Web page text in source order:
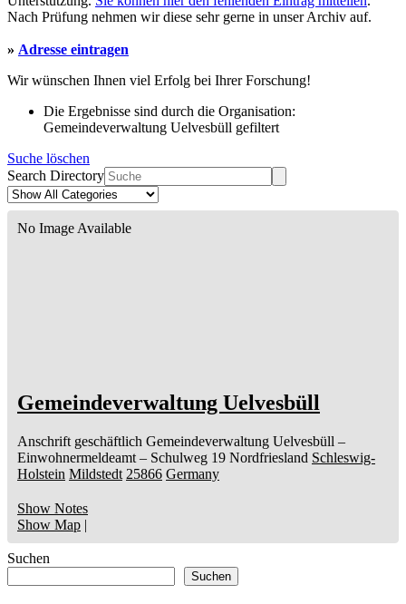
Nach Prüfung nehmen wir diese sehr gerne in unser Archiv auf.
» Adresse eintragen
Wir wünschen Ihnen viel Erfolg bei Ihrer Forschung!
Die Ergebnisse sind durch die Organisation:
Gemeindeverwaltung Uelvesbüll gefiltert
Suche löschen
Search Directory
No Image Available
Gemeindeverwaltung Uelvesbüll
Anschrift geschäftlich Gemeindeverwaltung Uelvesbüll –
Einwohnermeldeamt – Schulweg 19 Nordfriesland Schleswig-
Holstein Mildstedt 25866 Germany
Show Notes
Show Map |
Suchen
Suchen